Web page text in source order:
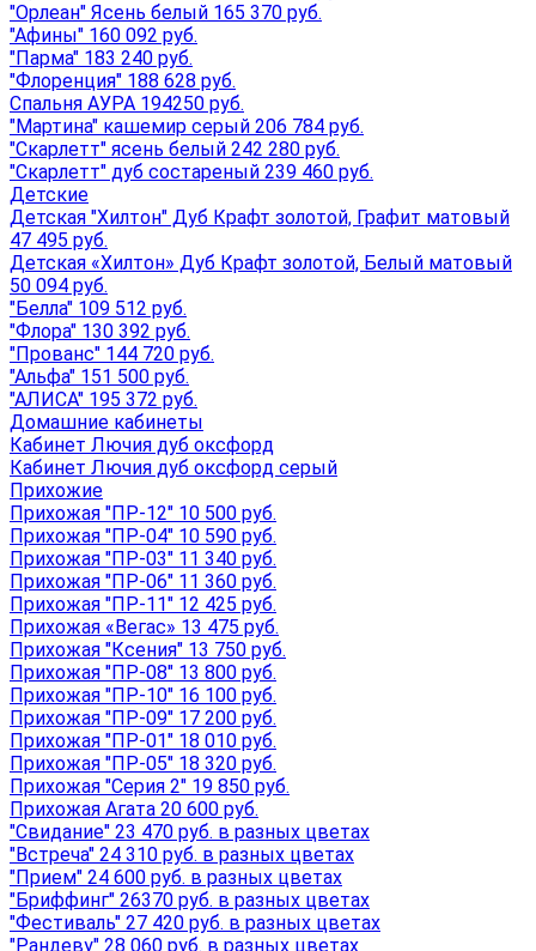
"Орлеан" Ясень белый 165 370 руб.
"Афины" 160 092 руб.
"Парма" 183 240 руб.
"Флоренция" 188 628 руб.
Спальня АУРА 194250 руб.
"Мартина" кашемир серый 206 784 руб.
"Скарлетт" ясень белый 242 280 руб.
"Скарлетт" дуб состареный 239 460 руб.
Детские
Детская "Хилтон" Дуб Крафт золотой, Графит матовый
47 495 руб.
Детская «Хилтон» Дуб Крафт золотой, Белый матовый
50 094 руб.
"Белла" 109 512 руб.
"Флора" 130 392 руб.
"Прованс" 144 720 руб.
"Альфа" 151 500 руб.
"АЛИСА" 195 372 руб.
Домашние кабинеты
Кабинет Лючия дуб оксфорд
Кабинет Лючия дуб оксфорд серый
Прихожие
Прихожая "ПР-12" 10 500 руб.
Прихожая "ПР-04" 10 590 руб.
Прихожая "ПР-03" 11 340 руб.
Прихожая "ПР-06" 11 360 руб.
Прихожая "ПР-11" 12 425 руб.
Прихожая «Вегас» 13 475 руб.
Прихожая "Ксения" 13 750 руб.
Прихожая "ПР-08" 13 800 руб.
Прихожая "ПР-10" 16 100 руб.
Прихожая "ПР-09" 17 200 руб.
Прихожая "ПР-01" 18 010 руб.
Прихожая "ПР-05" 18 320 руб.
Прихожая "Серия 2" 19 850 руб.
Прихожая Агата 20 600 руб.
"Свидание" 23 470 руб. в разных цветах
"Встреча" 24 310 руб. в разных цветах
"Прием" 24 600 руб. в разных цветах
"Бриффинг" 26370 руб. в разных цветах
"Фестиваль" 27 420 руб. в разных цветах
"Рандеву" 28 060 руб. в разных цветах